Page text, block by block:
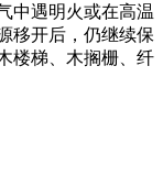
中遇明火或在高温
移开后，仍继续保
楼梯、木搁栅、纤